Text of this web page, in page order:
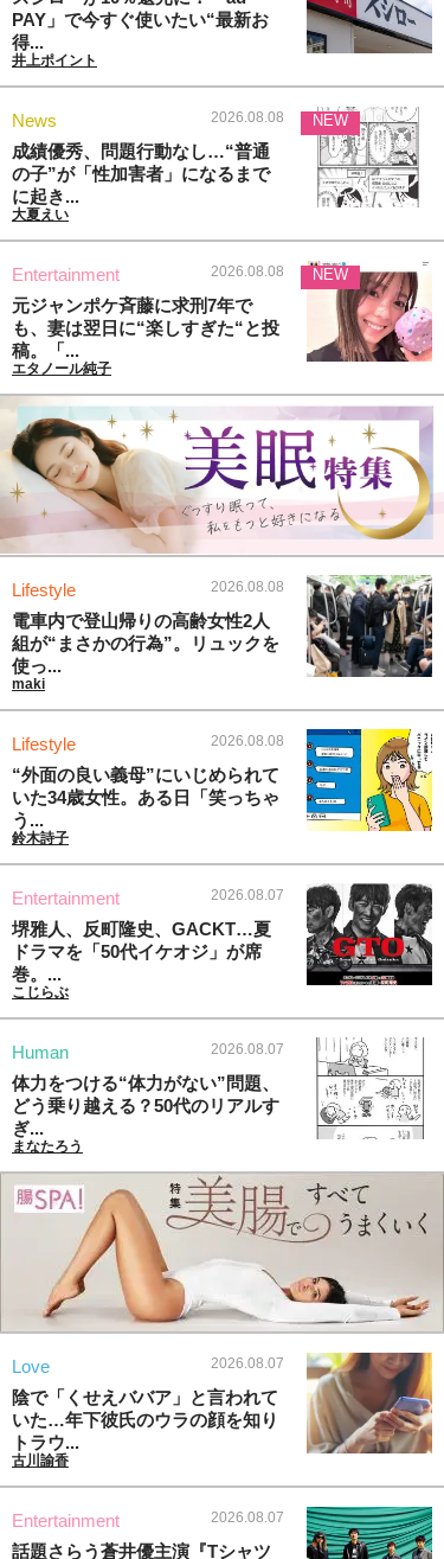
PAY」で今すぐ使いたい“最新お
得...
井上ポイント
News 2026.08.08
成績優秀、問題行動なし…“普通
の子”が「性加害者」になるまで
に起き...
大夏えい
NEW
Entertainment 2026.08.08
元ジャンポケ斉藤に求刑7年で
も、妻は翌日に“楽しすぎた“と投
稿。「...
エタノール純子
NEW
Lifestyle 2026.08.08
電車内で登山帰りの高齢女性2人
組が“まさかの行為”。リュックを
使っ...
maki
Lifestyle 2026.08.08
“外面の良い義母”にいじめられて
いた34歳女性。ある日「笑っちゃ
う...
鈴木詩子
Entertainment 2026.08.07
堺雅人、反町隆史、GACKT…夏
ドラマを「50代イケオジ」が席
巻。...
こじらぶ
Human 2026.08.07
体力をつける“体力がない”問題、
どう乗り越える？50代のリアルす
ぎ...
まなたろう
Love 2026.08.07
陰で「くせえババア」と言われて
いた…年下彼氏のウラの顔を知り
トラウ...
古川諭香
Entertainment 2026.08.07
話題さらう蒼井優主演『Tシャツ